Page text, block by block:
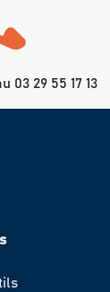
03 29 55 17 13